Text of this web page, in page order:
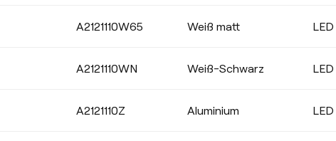
CRI>90 CRI>97
DICHTIGKEIT
A2121110W65 Weiß matt LED
A2121110WN Weiß-Schwarz LED
A2121110Z Aluminium LED